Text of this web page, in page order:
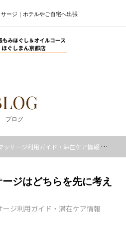
ージ｜ホテルやご自宅へ出張
ブログ
ッサージ利用ガイド・滞在ケア情報
ジはどちらを先に考え
ージ利用ガイド・滞在ケア情報